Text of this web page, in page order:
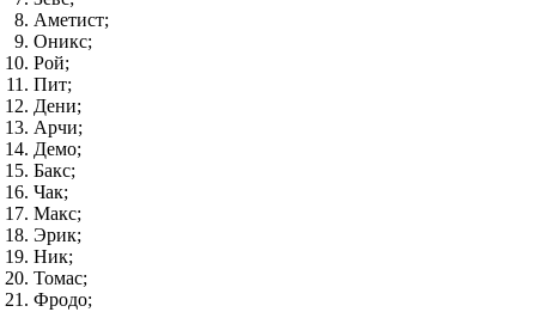
Аметист;
Оникс;
Рой;
Пит;
Дени;
Арчи;
Демо;
Бакс;
Чак;
Макс;
Эрик;
Ник;
Томас;
Фродо;